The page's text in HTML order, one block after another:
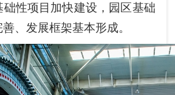
性项目加快建设，园区基础
、发展框架基本形成。